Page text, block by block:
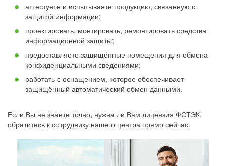
аттестуете и испытываете продукцию, связанную с
защитой информации;
проектировать, монтировать, ремонтировать средства
информационной защиты;
предоставляете защищённые помещения для обмена
конфиденциальными сведениями;
работать с оснащением, которое обеспечивает
защищённый автоматический обмен данными.
Если Вы не знаете точно, нужна ли Вам лицензия ФСТЭК,
обратитесь к сотруднику нашего центра прямо сейчас.